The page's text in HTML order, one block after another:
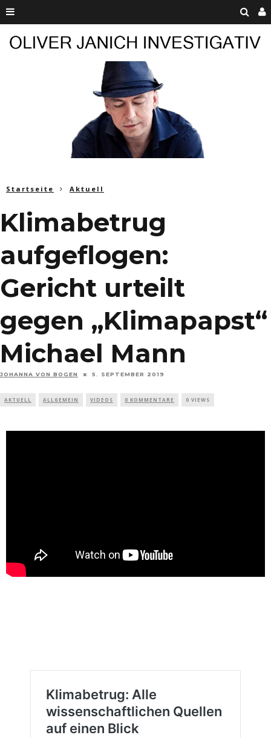
Startseite Aktuell
Klimabetrug
aufgeflogen:
Gericht urteilt
gegen „Klimapapst“
Michael Mann
JOHANNA VON BOGEN 5. SEPTEMBER 2019
AKTUELL ALLGEMEIN VIDEOS 0 KOMMENTARE 0 VIEWS